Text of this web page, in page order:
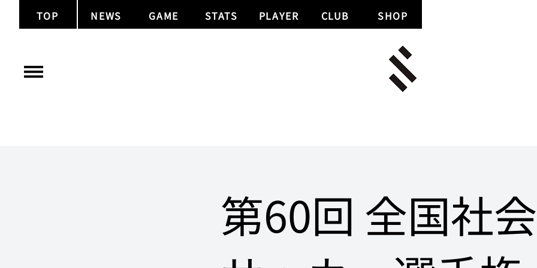
NEWS
TOP GAME STATS PLAYER CLUB SHOP
第60回 全国社